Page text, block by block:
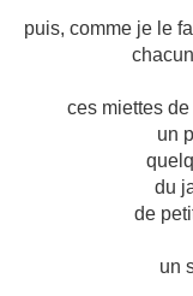
puis, comme je le
ces miettes
un
du
de
un